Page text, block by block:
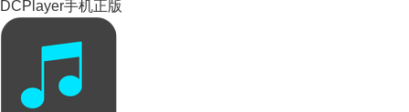
DCPlayer手机正版